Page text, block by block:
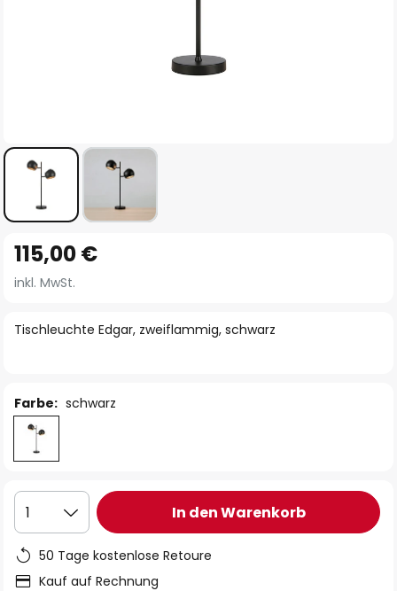
Anfang
der
springen
Tischleuchte Edgar, zweiflammig, schwarz
115,00 €
inkl. MwSt.
Farbe: schwarz
1 In den Warenkorb
50 Tage kostenlose Retoure
Kauf auf Rechnung